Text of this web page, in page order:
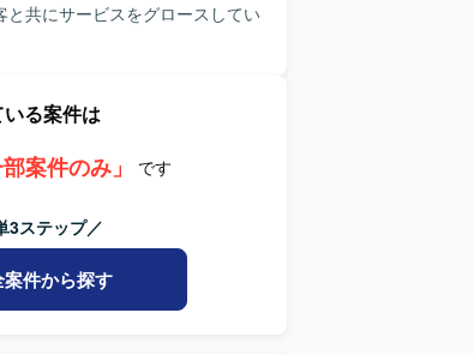
共にサービスをグロースしてい
る案件は
部案件のみ」 です
3ステップ／
件から探す